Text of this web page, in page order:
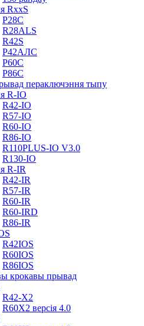
RxxS
Р28С
R28ALS
R42S
Р42АЛС
Р60С
Р86С
пераключэння тыпу
R-IO
R42-IO
R57-IO
R60-IO
R86-IO
R110PLUS-IO V3.0
R130-IO
R-IR
R42-IR
R57-IR
R60-IR
R60-IRD
R86-IR
R42IOS
R60IOS
R86IOS
крокавы прывад
R42-X2
R60X2 версія 4.0